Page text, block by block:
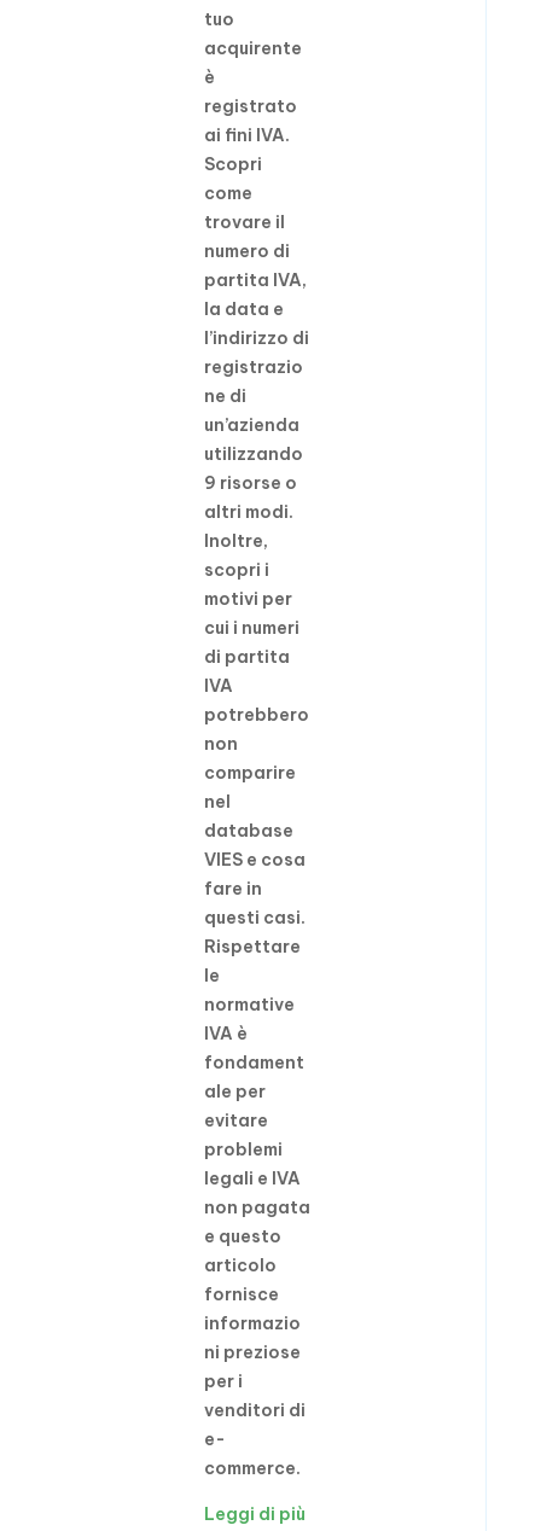
tuo
acquirente
è
registrato
ai fini IVA.
Scopri
come
trovare il
numero di
partita IVA,
la data e
l’indirizzo di
registrazio
ne di
un’azienda
utilizzando
9 risorse o
altri modi.
Inoltre,
scopri i
motivi per
cui i numeri
di partita
IVA
potrebbero
non
comparire
nel
database
VIES e cosa
fare in
questi casi.
Rispettare
le
normative
IVA è
fondament
ale per
evitare
problemi
legali e IVA
non pagata
e questo
articolo
fornisce
informazio
ni preziose
per i
venditori di
e-
commerce.
Leggi di più